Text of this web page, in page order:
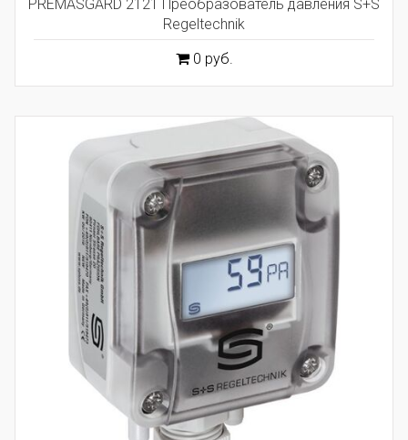
PREMASGARD 2121 Преобразователь давления S+S
Regeltechnik
0 руб.